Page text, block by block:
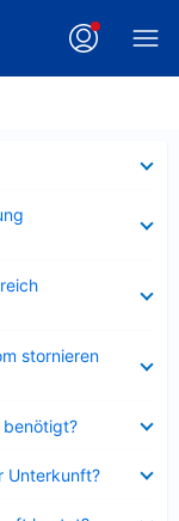
stornieren
benötigt?
Unterkunft?